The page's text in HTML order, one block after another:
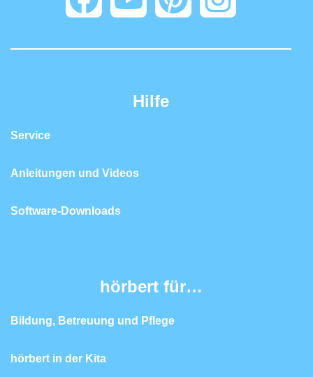
Hilfe
Service
Anleitungen und Videos
Software-Downloads
hörbert für…
Bildung, Betreuung und Pflege
hörbert in der Kita